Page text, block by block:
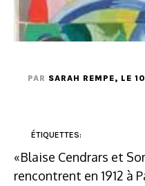
PAR SARAH REMPE, LE
ÉTIQUETTES:
«Blaise Cendrars et
rencontrent en 1912 à